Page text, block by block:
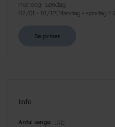
mandag- søndag
02/01 - 18/12( Mandag - søndag
Se priser
Info
Antal senge 190